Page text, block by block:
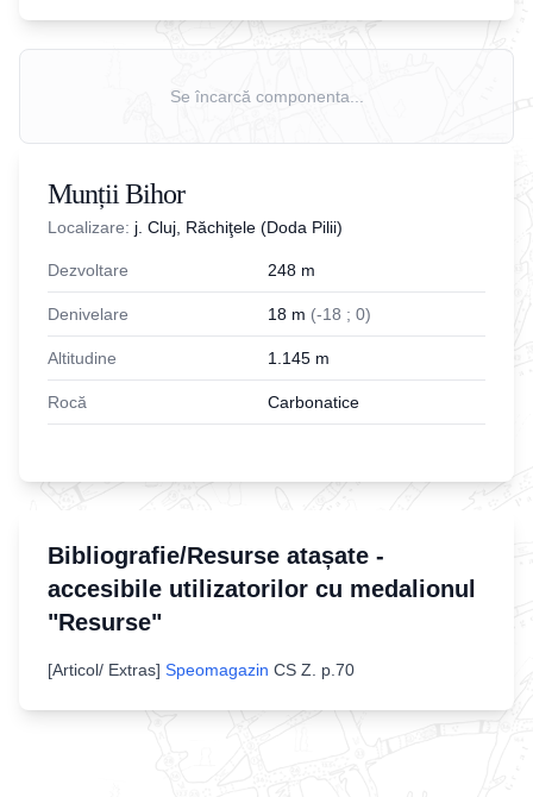
Se încarcă componenta...
Munții Bihor
Localizare: j. Cluj, Răchiţele (Doda Pilii)
Dezvoltare 248 m
Denivelare 18 m (-18 ; 0)
Altitudine 1.145 m
Rocă Carbonatice
Bibliografie/Resurse atașate -
accesibile utilizatorilor cu medalionul
"Resurse"
[Articol/ Extras] Speomagazin CS Z p.70